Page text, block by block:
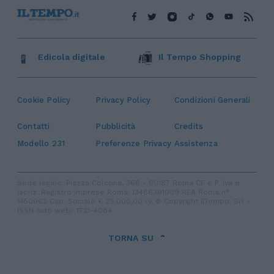
Cookie Policy Privacy Policy Condizioni Generali
Contatti Pubblicità
Credits
Modello 231
Preferenze Privacy Assistenza
Edicola digitale Il Tempo Shopping
TORNA SU